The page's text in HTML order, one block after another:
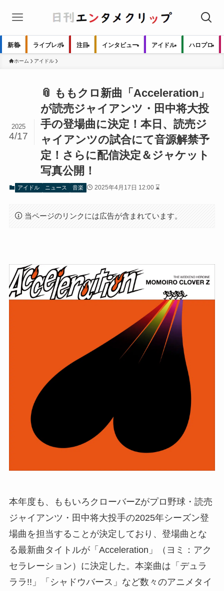
新着 ライブレポ 注目 インタビュー アイドル ハロプロ
ホーム アイドル
📎 ももクロ新曲「Acceleration」
が読売ジャイアンツ・田中将大投
手の登場曲に決定！本日、読売ジ
ャイアンツの試合にて音源解禁予
定！さらに配信決定＆ジャケット
写真公開！
2025
4/17
アイドル ニュース 音楽 2025年4月17日 12:00 ⌛
当ページのリンクには広告が含まれています。
本年度も、ももいろクローバーZがプロ野球・読売
ジャイアンツ・田中将大投手の2025年シーズン登
場曲を担当することが決定しており、登場曲とな
る最新曲タイトルが「Acceleration」（ヨミ：アク
セラレーション）に決定した。本楽曲は「デュラ
ララ!!」「シャドウバース」など数々のアニメタイ